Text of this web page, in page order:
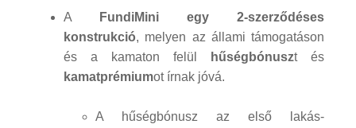
A
FundiMini egy 2-szerződéses
konstrukció, melyen az állami támogatáson
és a kamaton felül
hűségbónuszt és
kamatprémiumot írnak jóvá.
A hűségbónusz az első lakás-